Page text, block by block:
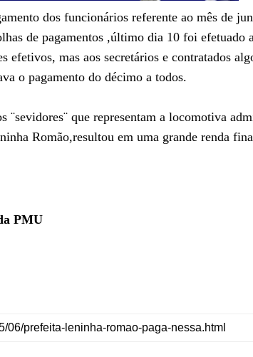
dos funcionários referente ao mês de
de pagamentos ,último dia 10 foi efetuado
efetivos, mas aos secretários e contratados
o pagamento do décimo a todos.
¨sevidores¨ que representam a locomotiva
Romão,resultou em uma grande renda
PMU